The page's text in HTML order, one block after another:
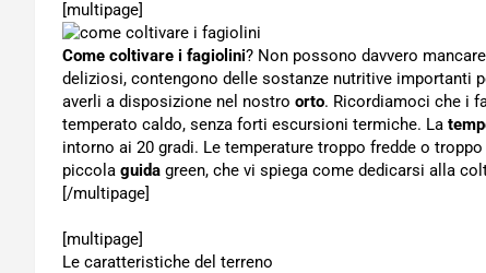
[multipage]
Come coltivare i fagiolini? Non possono davvero
deliziosi, contengono delle sostanze nutritive importanti
averli a disposizione nel nostro orto. Ricordiamoci che i
temperato caldo, senza forti escursioni termiche. La
intorno ai 20 gradi. Le temperature troppo fredde o
piccola guida green, che vi spiega come dedicarsi alla
[/multipage]
[multipage]
Le caratteristiche del terreno